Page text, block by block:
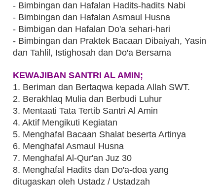
- Bimbingan dan Hafalan Hadits-hadits Nabi
- Bimbingan dan Hafalan Asmaul Husna
- Bimbigan dan Hafalan Do'a sehari-hari
- Bimbingan dan Praktek Bacaan Dibaiyah, Yasin
dan Tahlil, Istighosah dan Do'a Bersama
KEWAJIBAN SANTRI AL AMIN;
1. Beriman dan Bertaqwa kepada Allah SWT.
2. Berakhlaq Mulia dan Berbudi Luhur
3. Mentaati Tata Tertib Santri Al Amin
4. Aktif Mengikuti Kegiatan
5. Menghafal Bacaan Shalat beserta Artinya
6. Menghafal Asmaul Husna
7. Menghafal Al-Qur'an Juz 30
8. Menghafal Hadits dan Do'a-doa yang
ditugaskan oleh Ustadz / Ustadzah